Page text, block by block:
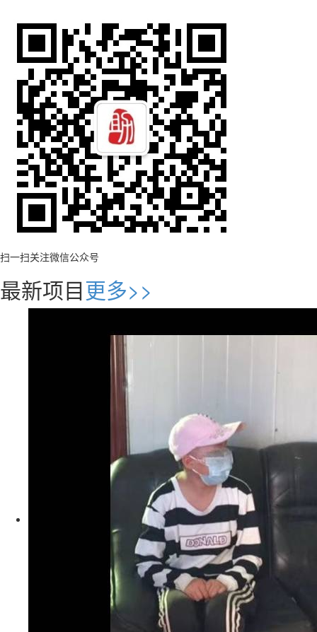
扫一扫关注微信公众号
最新项目更多>>